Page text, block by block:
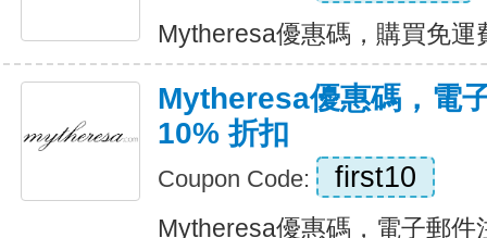
Mytheresa優惠碼，購買免運
Mytheresa優惠碼，電
10% 折扣
Coupon Code: first10
Mytheresa優惠碼，電子郵件